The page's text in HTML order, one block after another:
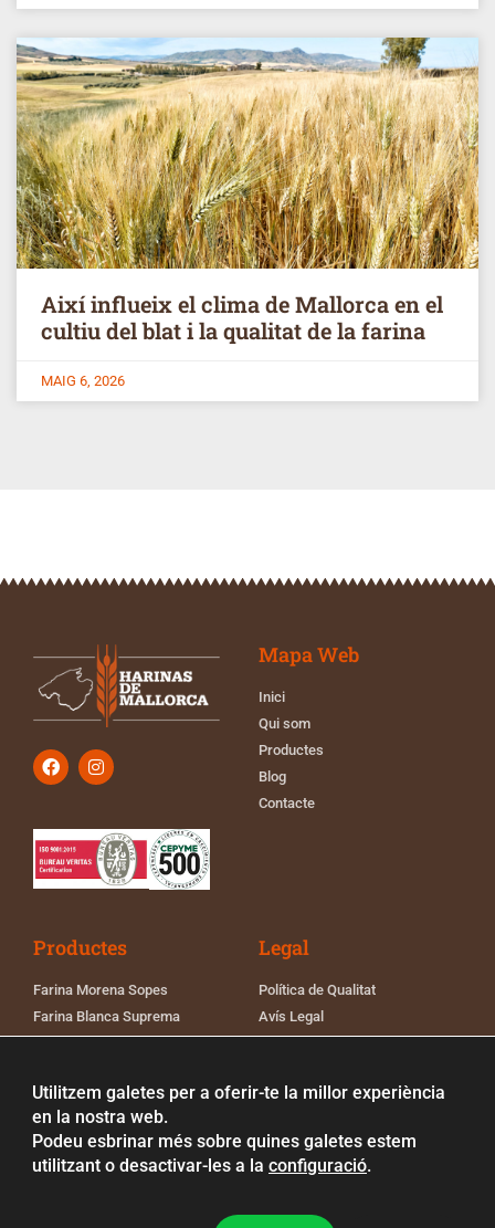
Així influeix el clima de Mallorca en el
cultiu del blat i la qualitat de la farina
MAIG 6, 2026
Mapa Web
Inici
Qui som
Productes
Blog
Contacte
Productes
Farina Morena Sopes
Farina Blanca Suprema
Farina Blanca Pa
Farina de Blat Força
Legal
Política de Qualitat
Avís Legal
Política de Cookies
Registre sanitari Grupo
Utilitzem galetes per a oferir-te la millor experiència
en la nostra web.
Podeu esbrinar més sobre quines galetes estem
utilitzant o desactivar-les a la configuració.